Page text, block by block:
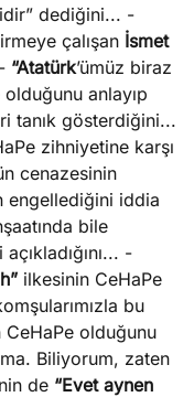
Yazıları
dediğini... -
çalışan İsmet
“Atatürk’ümüz biraz
anlayıp
tanık gösterdiğini...
zihniyetine karşı
cenazesinin
engellediğini iddia
bile
-
ilkesinin CeHaPe
bu
olduğunu
Biliyorum, zaten
de “Evet aynen